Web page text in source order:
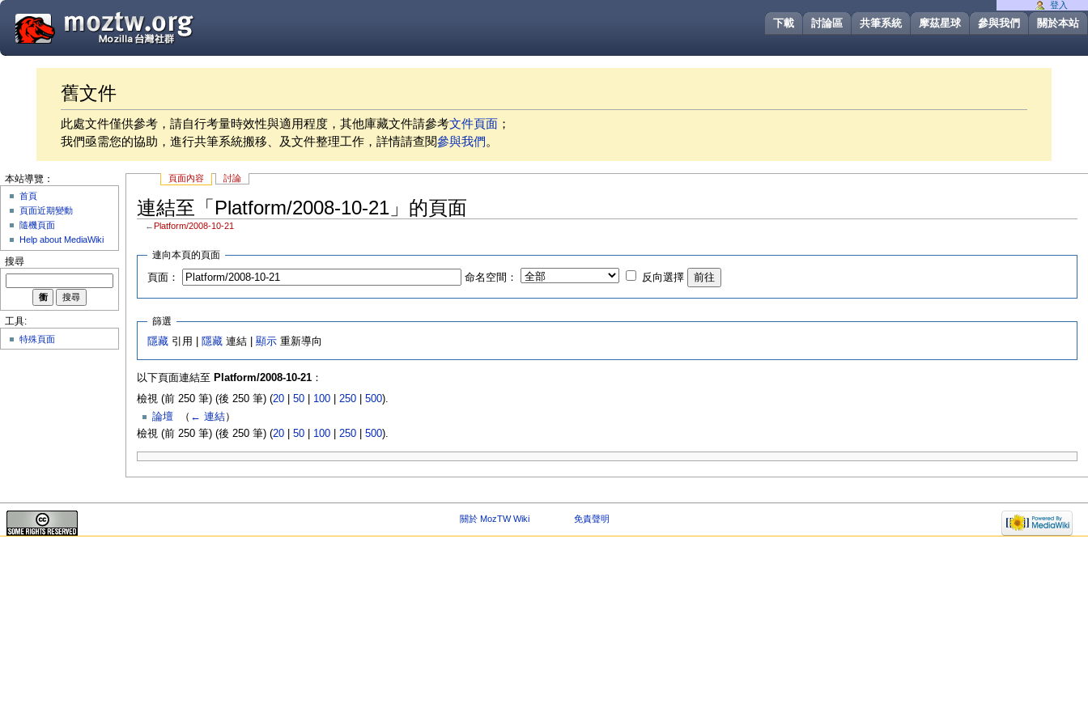
關於本站
參與我們
摩茲星球
共筆系統
討論區
下載
舊文件
此處文件僅供參考，請自行考量時效性與適用程度，其他庫藏文件請參考文件頁面 ；
我們亟需您的協助，進行共筆系統搬移、及文件整理工作，詳情請查閱參與我們。
頁面內容 討論
連結至「Platform/2008-10-21」的頁面
← Platform/2008-10-21
連向本頁的頁面
頁面： 命名空間： 反向選擇
篩選
隱藏 引用 | 隱藏 連結 |顯示 重新導向
以下頁面連結至 Platform/2008-10-21：
檢視 (前 250 筆) (後 250 筆) (20| 50| 100| 250| 500).
論壇
（ ← 連結）
檢視 (前 250 筆) (後 250 筆) (20| 50| 100| 250| 500).
登入
本站導覽：
首頁
頁面近期變動
隨機頁面
Help about MediaWiki
搜尋
工具:
特殊頁面
關於 MozTW Wiki 免責聲明